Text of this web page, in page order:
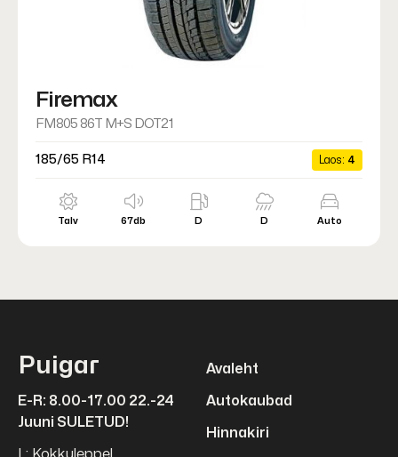
Firemax
FM805 86T M+S DOT21
185/65 R14 Laos: 4
Talv 67db D D Auto
Puigar
E-R: 8.00-17.00 22.-24
Juuni SULETUD!
Avaleht
Autokaubad
Hinnakiri